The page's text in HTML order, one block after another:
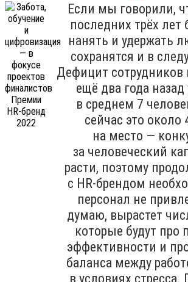
Если мы говорили,
последних трёх
нанять и удержать
сохранятся и в
Дефицит сотрудников
ещё два года
в среднем 7
сейчас это около
на место —
за человеческий
расти, поэтому
с HR-брендом
персонал не
думаю, вырастет
которые будут
эффективности и
баланса между
в условиях